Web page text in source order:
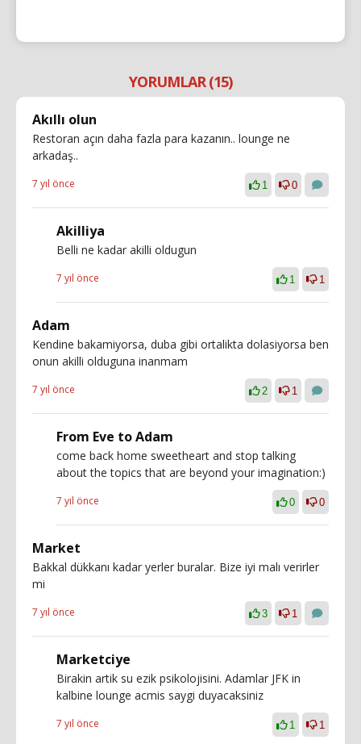
YORUMLAR (15)
Akıllı olun
Restoran açın daha fazla para kazanın.. lounge ne
arkadaş..
7 yıl önce 1 0
Akilliya
Belli ne kadar akilli oldugun
7 yıl önce 1 1
Adam
Kendine bakamiyorsa, duba gibi ortalikta dolasiyorsa ben
onun akilli olduguna inanmam
7 yıl önce 2 1
From Eve to Adam
come back home sweetheart and stop talking
about the topics that are beyond your imagination:)
7 yıl önce 0 0
Market
Bakkal dükkanı kadar yerler buralar. Bize iyi malı verirler
mi
7 yıl önce 3 1
Marketciye
Birakin artik su ezik psikolojisini. Adamlar JFK in
kalbine lounge acmis saygi duyacaksiniz
7 yıl önce 1 1